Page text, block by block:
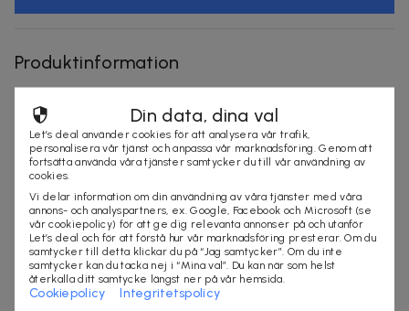
Produktinformation
Elegant metalltextur för ett exklusivt intryck.
Plats för upp till 12 kort och 100 sedlar.
RFID-skydd för att säkert skydda dina kort.
Villkor
Frakt tillkommer
Leveranstid: 6-12 arbetsdagar
Mer om produkten
Din data, dina val
Let’s deal använder cookies för att analysera vår trafik,
personalisera vår tjänst och anpassa vår marknadsföring. Genom att
fortsätta använda våra tjänster samtycker du till vår användning av
cookies.
Vi delar information om din användning av våra tjänster med våra
annons- och analyspartners, ex. Google, Facebook och Microsoft (se
vår cookiepolicy) för att ge dig relevanta annonser på och utanför
Let’s deal och för att förstå hur vår marknadsföring presterar. Om du
samtycker till detta klickar du på “Jag samtycker”. Om du inte
samtycker kan du tacka nej i “Mina val”. Du kan när som helst
återkalla ditt samtycke längst ner på vår hemsida.
Cookiepolicy Integritetspolicy